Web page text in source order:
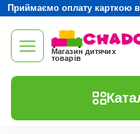
Приймаємо оплату карткою
Магазин дитячих
товарів